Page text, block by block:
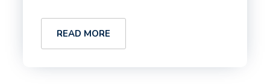
READ MORE